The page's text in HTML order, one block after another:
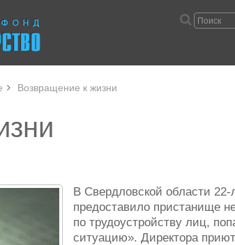
Возвращение к жизни
В Свердловской области
предоставило пристанище
по трудоустройству лиц,
ситуацию». Директора